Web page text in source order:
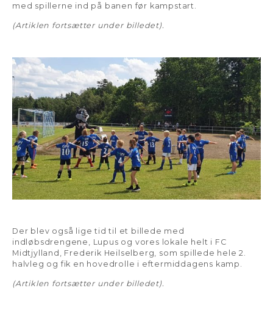
med spillerne ind på banen før kampstart.
(Artiklen fortsætter under billedet).
Der blev også lige tid til et billede med
indløbsdrengene, Lupus og vores lokale helt i FC
Midtjylland, Frederik Heilselberg, som spillede hele 2.
halvleg og fik en hovedrolle i eftermiddagens kamp.
(Artiklen fortsætter under billedet).